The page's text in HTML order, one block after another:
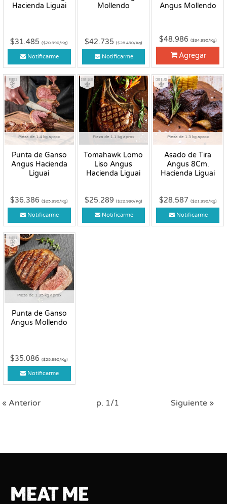
Hacienda Liguai
$31.485($20.990/Kg)
Notificarme
Mollendo
$42.735 ($28.490/Kg)
Notificarme
Angus Mollendo
$48.986 ($34.990/Kg)
Agregar
Pieza de 1.4 kg aprox
Punta de Ganso
Angus Hacienda
Liguai
Fresco
$36.386($25.990/Kg)
Notificarme
Pieza de 1.1 kg aprox
Tomahawk Lomo
Liso Angus
Hacienda Liguai
Congelado
$25.289 ($22.990/Kg)
Notificarme
Pieza de 1.3 kg aprox
Asado de Tira
Angus 8Cm.
Hacienda Liguai
Congelado
$28.587 ($21.990/Kg)
Notificarme
Pieza de 1.35 kg aprox
Punta de Ganso
Angus Mollendo
Fresco
$35.086($25.990/Kg)
Notificarme
« Anterior p. 1/1 Siguiente »